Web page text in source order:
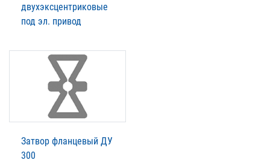
двухэксцентриковые
под эл. привод
Затвор фланцевый ДУ
300